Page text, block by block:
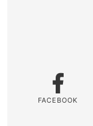
FACEBOOK